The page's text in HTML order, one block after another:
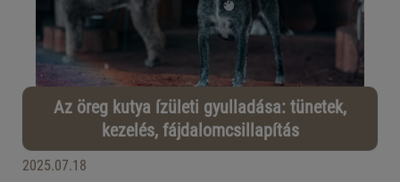
Az öreg kutya ízületi gyulladása: tünetek,
kezelés, fájdalomcsillapítás
2025.07.18